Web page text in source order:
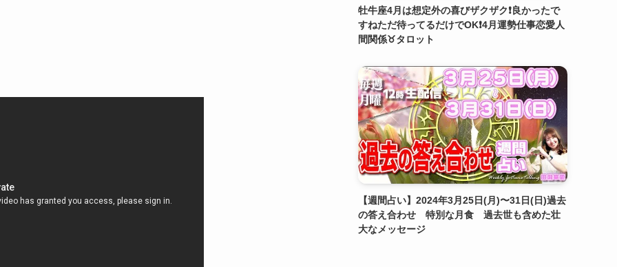
牡牛座4月は想定外の喜びザクザク❗️良かったで
すねただ待ってるだけでOK❗️4月運勢仕事恋愛人
間関係♉️タロット
【週間占い】2024年3月25日(月)〜31日(日)過去
の答え合わせ 特別な月食 過去世も含めた壮
大なメッセージ